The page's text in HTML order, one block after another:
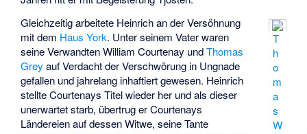
T
h
o
m
a
s
W
Gleichzeitig arbeitete Heinrich an der Versöhnung
mit dem Haus York. Unter seinem Vater waren
seine Verwandten William Courtenay undThomas
Grey auf Verdacht der Verschwörung in Ungnade
gefallen und jahrelang inhaftiert gewesen. Heinrich
stellte Courtenays Titel wieder her und als dieser
unerwartet starb, übertrug er Courtenays
Ländereien auf dessen Witwe, seine Tante